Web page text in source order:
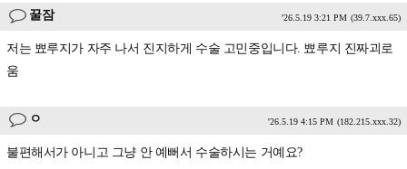
꿀잠 '26.5.19 3:21 PM (39.7.xxx.65)
저는 뾰루지가 자주 나서 진지하게 수술 고민중입니다. 뾰루지 진짜괴로
움
ㅇ '26.5.19 4:15 PM (182.215.xxx.32)
불편해서가 아니고 그냥 안 예뻐서 수술하시는 거예요?